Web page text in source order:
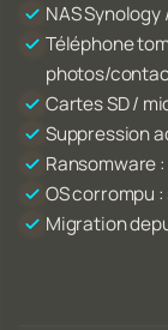
NAS
Téléphone
photos/
Cartes SD /
Suppression
Ransomware
OS corrompu
Migration